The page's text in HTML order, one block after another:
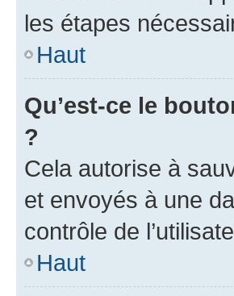
les étapes
Haut
Qu’est-ce le
?
Cela autorise à
et envoyés à une
contrôle de
Haut